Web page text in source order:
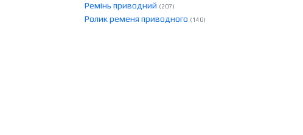
Ремінь приводний (207)
Ролик ременя приводного (140)